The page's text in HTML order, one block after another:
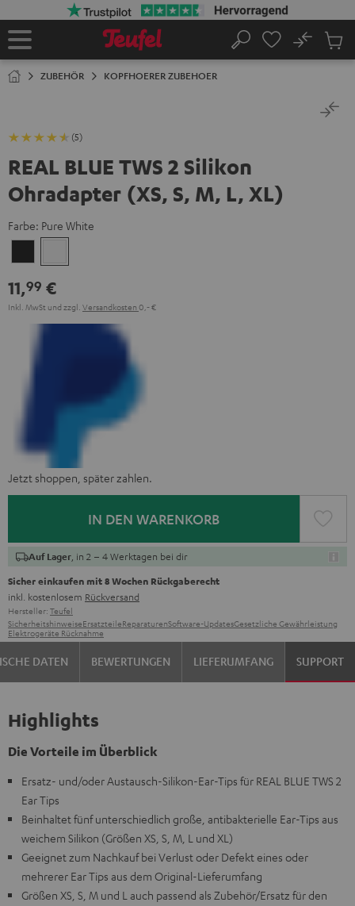
Startseite
Suche
No
ZUBEHÖR KOPFHOERER ZUBEHOER
(5)
REAL BLUE TWS 2 Silikon
Ohradapter (XS, S, M, L, XL)
Farbe: Pure White
Black White
11,99 €
Inkl. MwSt und zzgl. Versandkosten 0,‐ €
Jetzt shoppen, später zahlen.
IN DEN WARENKORB
Auf Lager , in 2 – 4 Werktagen bei dir
Sicher einkaufen mit 8 Wochen Rückgaberecht
inkl. kostenlosem Rückversand
Hersteller: Teufel
SicherheitshinweiseErsatzteileReparaturenSoftware-UpdatesGesetzliche Gewährleistung
Elektrogeräte Rücknahme
DATEN BEWERTUNGEN LIEFERUMFANG SUPPORT
Highlights
Die Vorteile im Überblick
Ersatz- und/oder Austausch-Silikon-Ear-Tips für REAL BLUE TWS 2
Ear Tips
Beinhaltet fünf unterschiedlich große, antibakterielle Ear-Tips aus
weichem Silikon (Größen XS, S, M, L und XL)
Geeignet zum Nachkauf bei Verlust oder Defekt eines oder
mehrerer Ear Tips aus dem Original-Lieferumfang
Größen XS, S, M und L auch passend als Zubehör/Ersatz für den